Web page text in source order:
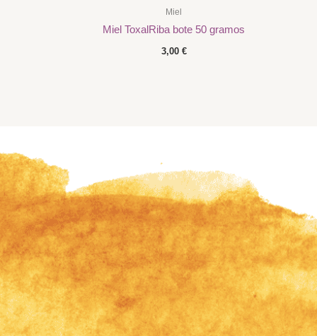
Miel
Miel ToxalRiba bote 50 gramos
3,00 €